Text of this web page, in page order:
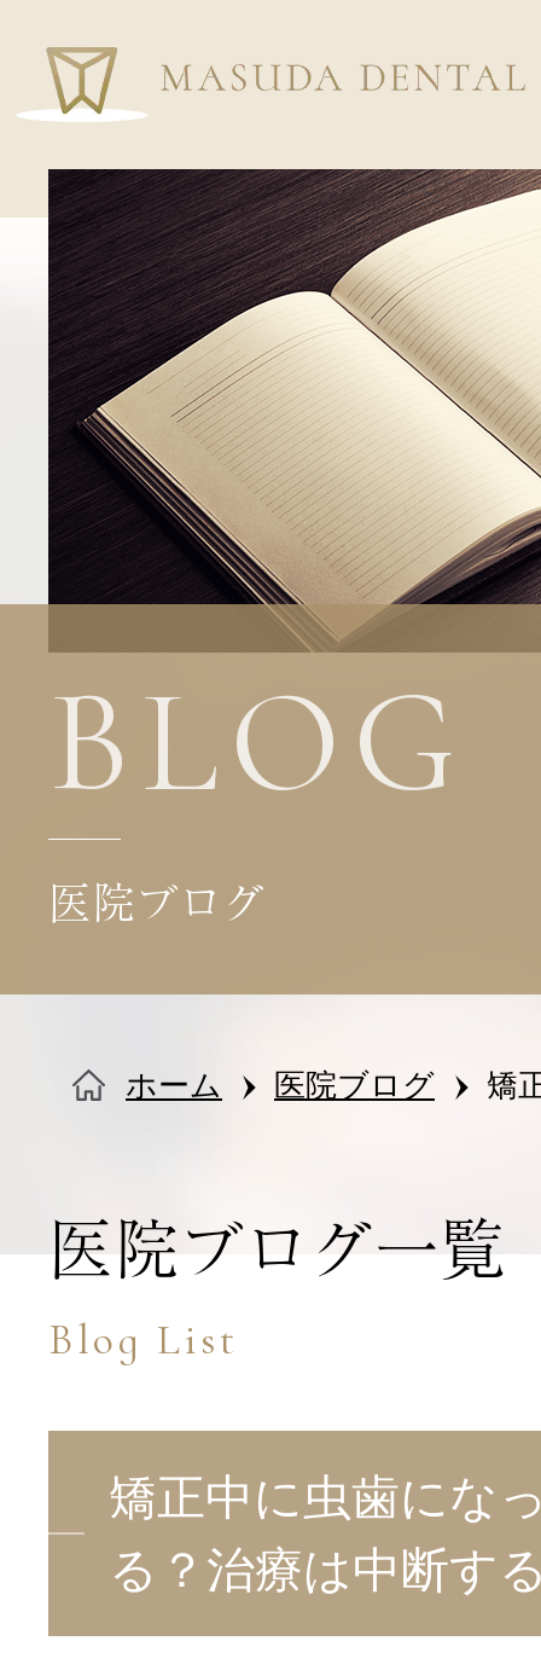
ホーム
はじめての方へ
院長&スタッフ紹介
医院・機器紹介
診療科目
料金表
よくある質問
BLOG
医院ブログ
ホーム 医院ブログ 矯
医院ブログ一覧
Blog List
矯正中に虫歯にな
る？治療は中断す